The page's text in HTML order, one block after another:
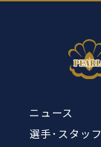
ニュース
選手･スタッフ